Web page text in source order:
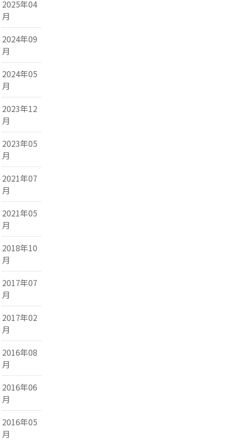
2025年04
月
2024年09
月
2024年05
月
2023年12
月
2023年05
月
2021年07
月
2021年05
月
2018年10
月
2017年07
月
2017年02
月
2016年08
月
2016年06
月
2016年05
月